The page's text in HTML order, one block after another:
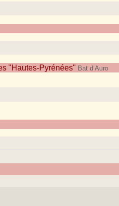
"Hautes-Pyrénées" Bat d’Auro